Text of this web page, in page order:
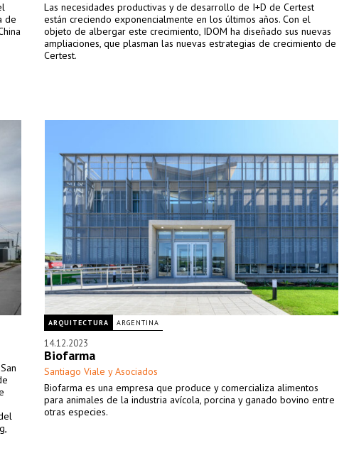
de
Las necesidades productivas y de desarrollo de I+D de Certest
están creciendo exponencialmente en los últimos años. Con el
objeto de albergar este crecimiento, IDOM ha diseñado sus nuevas
ampliaciones, que plasman las nuevas estrategias de crecimiento de
Certest.
ARQUITECTURA ARGENTINA
14.12.2023
Biofarma
Santiago Viale y Asociados
Biofarma es una empresa que produce y comercializa alimentos
para animales de la industria avícola, porcina y ganado bovino entre
otras especies.